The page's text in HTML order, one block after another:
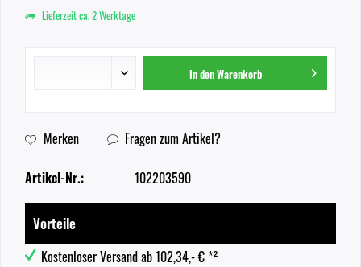
Lieferzeit ca. 2 Werktage
In denWarenkorb
Merken Fragen zum Artikel?
Artikel-Nr.: 102203590
Vorteile
Kostenloser Versand ab 102,34,- € *²